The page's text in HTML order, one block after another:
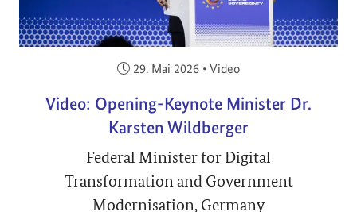
Veröffentlicht am:
29. Mai 2026 • Video
Video: Opening-Keynote Minister Dr.
Karsten Wildberger
Federal Minister for Digital
Transformation and Government
Modernisation, Germany